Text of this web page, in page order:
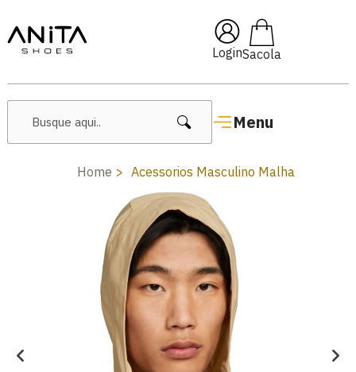
Login
Menu
🔥 Lançamentos Femininos
Home Acessorios Masculino Malha